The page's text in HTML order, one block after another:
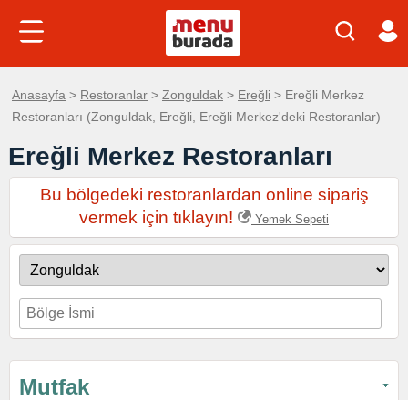
Anasayfa > Restoranlar > Zonguldak > Ereğli > Ereğli Merkez
Restoranları (Zonguldak, Ereğli, Ereğli Merkez'deki Restoranlar)
Ereğli Merkez Restoranları
Bu bölgedeki restoranlardan online sipariş
vermek için tıklayın!
Yemek Sepeti
Mutfak